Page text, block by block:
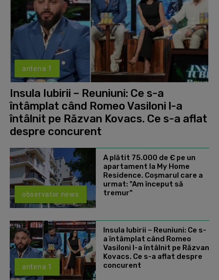
antena 1
Insula Iubirii – Reuniuni: Ce s-a
întâmplat când Romeo Vasiloni l-a
întâlnit pe Răzvan Kovacs. Ce s-a aflat
despre concurent
observator news
A plătit 75.000 de € pe un
apartament la My Home
Residence. Coşmarul care a
urmat: "Am început să
tremur"
antena 1
Insula Iubirii – Reuniuni: Ce s-
a întâmplat când Romeo
Vasiloni l-a întâlnit pe Răzvan
Kovacs. Ce s-a aflat despre
concurent